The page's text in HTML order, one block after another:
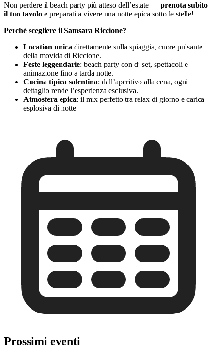
Non perdere il beach party più atteso dell’estate — prenota subito
il tuo tavolo e preparati a vivere una notte epica sotto le stelle!
Perché scegliere il Samsara Riccione?
Location unica direttamente sulla spiaggia, cuore pulsante
della movida di Riccione.
Feste leggendarie: beach party con dj set, spettacoli e
animazione fino a tarda notte.
Cucina tipica salentina: dall’aperitivo alla cena, ogni
dettaglio rende l’esperienza esclusiva.
Atmosfera epica: il mix perfetto tra relax di giorno e carica
esplosiva di notte.
Prossimi eventi